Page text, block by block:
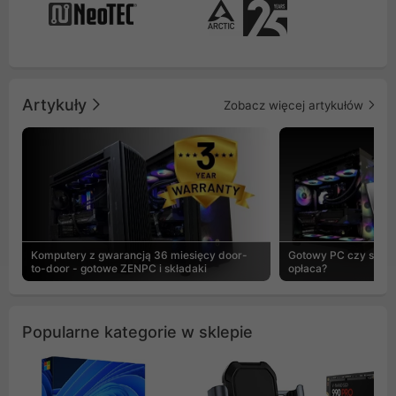
Artykuły Zobacz więcej artykułów
Komputery z gwarancją 36 miesięcy door-
to-door - gotowe ZENPC i składaki
Gotowy PC czy
opłaca?
Popularne kategorie w sklepie